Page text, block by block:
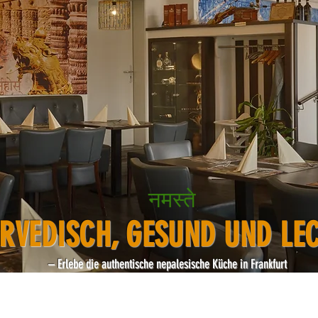
नमस्ते
GESUND UND
– Erlebe die authentische nepalesische Küche in Frankfurt